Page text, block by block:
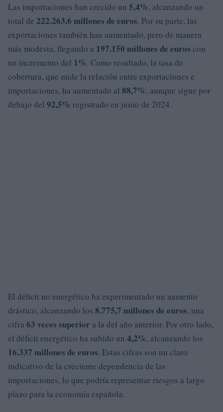
Las importaciones han crecido un 5,4%, alcanzando un
total de 222.263,6 millones de euros. Por su parte, las
exportaciones también han aumentado, pero de manera
más modesta, llegando a 197.150 millones de euros con
un incremento del 1%. Como resultado, la tasa de
cobertura, que mide la relación entre exportaciones e
importaciones, ha aumentado al 88,7%, aunque sigue por
debajo del 92,5% registrado en junio de 2024.
El déficit no energético ha experimentado un aumento
drástico, alcanzando los 8.775,7 millones de euros, una
cifra 63 veces superior a la del año anterior. Por otro lado,
el déficit energético ha subido un 4,2%, alcanzando los
16.337 millones de euros. Estas cifras son un claro
indicativo de la creciente dependencia de las
importaciones, lo que podría representar riesgos a largo
plazo para la economía española.